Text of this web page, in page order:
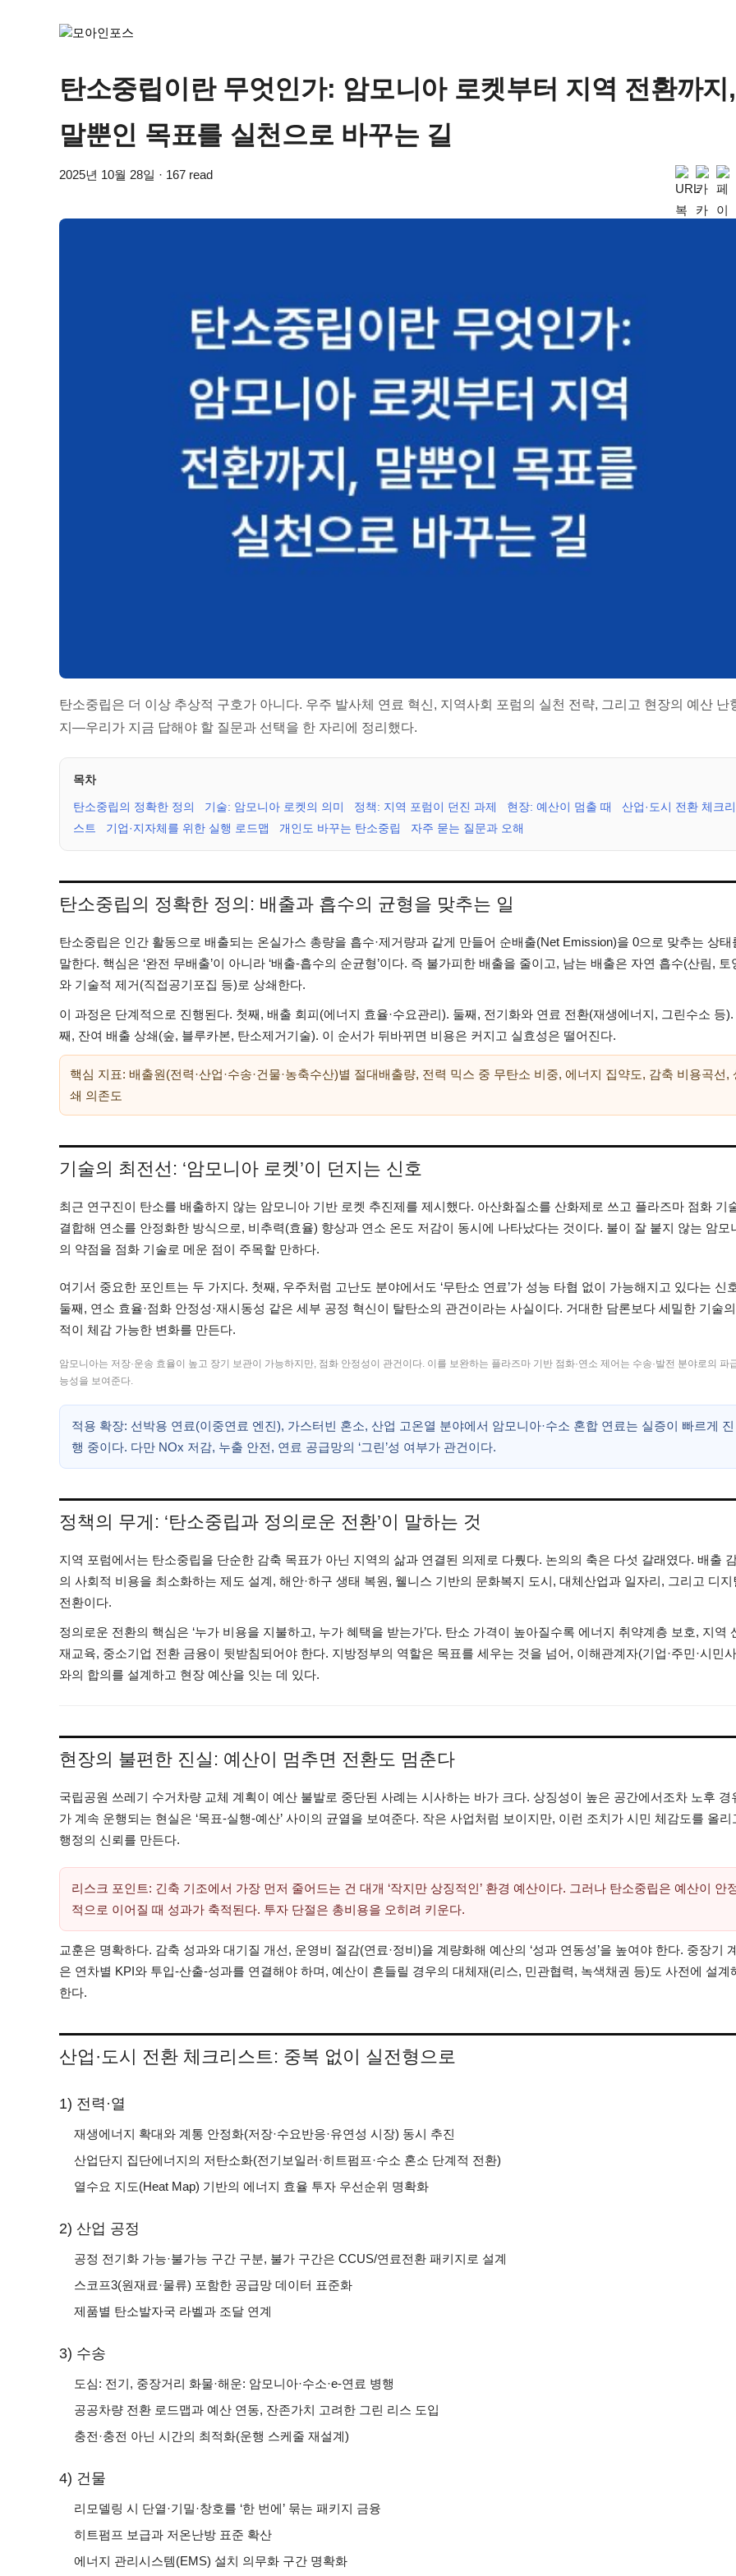
탄소중립이란 무엇인가: 암모니아 로켓부터 지역 전환까지,
말뿐인 목표를 실천으로 바꾸는 길
2025년 10월 28일 · 167 read
탄소중립은 더 이상 추상적 구호가 아니다. 우주 발사체 연료 혁신, 지역사회 포럼의 실천 전략, 그리고 현장의 예산 난
지—우리가 지금 답해야 할 질문과 선택을 한 자리에 정리했다.
목차
탄소중립의 정확한 정의 기술: 암모니아 로켓의 의미 정책: 지역 포럼이 던진 과제 현장: 예산이 멈출 때
산업·도시 전환 체크리
스트
기업·지자체를 위한 실행 로드맵 개인도 바꾸는 탄소중립 자주 묻는 질문과 오해
탄소중립의 정확한 정의: 배출과 흡수의 균형을 맞추는 일
탄소중립은 인간 활동으로 배출되는 온실가스 총량을 흡수·제거량과 같게 만들어 순배출(Net Emission)을 0으로 맞추는 상태
말한다. 핵심은 ‘완전 무배출’이 아니라 ‘배출-흡수의 순균형’이다. 즉 불가피한 배출을 줄이고, 남는 배출은 자연 흡수(산림, 토
와 기술적 제거(직접공기포집 등)로 상쇄한다.
이 과정은 단계적으로 진행된다. 첫째, 배출 회피(에너지 효율·수요관리). 둘째, 전기화와 연료 전환(재생에너지, 그린수소 등).
째, 잔여 배출 상쇄(숲, 블루카본, 탄소제거기술). 이 순서가 뒤바뀌면 비용은 커지고 실효성은 떨어진다.
핵심 지표: 배출원(전력·산업·수송·건물·농축수산)별 절대배출량, 전력 믹스 중 무탄소 비중, 에너지 집약도, 감축 비용곡선,
쇄 의존도
기술의 최전선: ‘암모니아 로켓’이 던지는 신호
최근 연구진이 탄소를 배출하지 않는 암모니아 기반 로켓 추진제를 제시했다. 아산화질소를 산화제로 쓰고 플라즈마 점화 기
결합해 연소를 안정화한 방식으로, 비추력(효율) 향상과 연소 온도 저감이 동시에 나타났다는 것이다. 불이 잘 붙지 않는 암모
의 약점을 점화 기술로 메운 점이 주목할 만하다.
여기서 중요한 포인트는 두 가지다. 첫째, 우주처럼 고난도 분야에서도 ‘무탄소 연료’가 성능 타협 없이 가능해지고 있다는 신
둘째, 연소 효율·점화 안정성·재시동성 같은 세부 공정 혁신이 탈탄소의 관건이라는 사실이다. 거대한 담론보다 세밀한 기술
적이 체감 가능한 변화를 만든다.
암모니아는 저장·운송 효율이 높고 장기 보관이 가능하지만, 점화 안정성이 관건이다. 이를 보완하는 플라즈마 기반 점화·연소 제어는 수송·발전 분야로의 파
능성을 보여준다.
적용 확장: 선박용 연료(이중연료 엔진), 가스터빈 혼소, 산업 고온열 분야에서 암모니아·수소 혼합 연료는 실증이 빠르게 진
행 중이다. 다만 NOx 저감, 누출 안전, 연료 공급망의 ‘그린’성 여부가 관건이다.
정책의 무게: ‘탄소중립과 정의로운 전환’이 말하는 것
지역 포럼에서는 탄소중립을 단순한 감축 목표가 아닌 지역의 삶과 연결된 의제로 다뤘다. 논의의 축은 다섯 갈래였다. 배출
의 사회적 비용을 최소화하는 제도 설계, 해안·하구 생태 복원, 웰니스 기반의 문화복지 도시, 대체산업과 일자리, 그리고 디지
전환이다.
정의로운 전환의 핵심은 ‘누가 비용을 지불하고, 누가 혜택을 받는가’다. 탄소 가격이 높아질수록 에너지 취약계층 보호, 지역
재교육, 중소기업 전환 금융이 뒷받침되어야 한다. 지방정부의 역할은 목표를 세우는 것을 넘어, 이해관계자(기업·주민·시민
와의 합의를 설계하고 현장 예산을 잇는 데 있다.
현장의 불편한 진실: 예산이 멈추면 전환도 멈춘다
국립공원 쓰레기 수거차량 교체 계획이 예산 불발로 중단된 사례는 시사하는 바가 크다. 상징성이 높은 공간에서조차 노후 경
가 계속 운행되는 현실은 ‘목표-실행-예산’ 사이의 균열을 보여준다. 작은 사업처럼 보이지만, 이런 조치가 시민 체감도를 올리
행정의 신뢰를 만든다.
리스크 포인트: 긴축 기조에서 가장 먼저 줄어드는 건 대개 ‘작지만 상징적인’ 환경 예산이다. 그러나 탄소중립은 예산이 안
적으로 이어질 때 성과가 축적된다. 투자 단절은 총비용을 오히려 키운다.
교훈은 명확하다. 감축 성과와 대기질 개선, 운영비 절감(연료·정비)을 계량화해 예산의 ‘성과 연동성’을 높여야 한다. 중장기
은 연차별 KPI와 투입-산출-성과를 연결해야 하며, 예산이 흔들릴 경우의 대체재(리스, 민관협력, 녹색채권 등)도 사전에 설계
한다.
산업·도시 전환 체크리스트: 중복 없이 실전형으로
1) 전력·열
재생에너지 확대와 계통 안정화(저장·수요반응·유연성 시장) 동시 추진
산업단지 집단에너지의 저탄소화(전기보일러·히트펌프·수소 혼소 단계적 전환)
열수요 지도(Heat Map) 기반의 에너지 효율 투자 우선순위 명확화
2) 산업 공정
공정 전기화 가능·불가능 구간 구분, 불가 구간은 CCUS/연료전환 패키지로 설계
스코프3(원재료·물류) 포함한 공급망 데이터 표준화
제품별 탄소발자국 라벨과 조달 연계
3) 수송
도심: 전기, 중장거리 화물·해운: 암모니아·수소·e-연료 병행
공공차량 전환 로드맵과 예산 연동, 잔존가치 고려한 그린 리스 도입
충전·충전 아닌 시간의 최적화(운행 스케줄 재설계)
4) 건물
리모델링 시 단열·기밀·창호를 ‘한 번에’ 묶는 패키지 금융
히트펌프 보급과 저온난방 표준 확산
에너지 관리시스템(EMS) 설치 의무화 구간 명확화